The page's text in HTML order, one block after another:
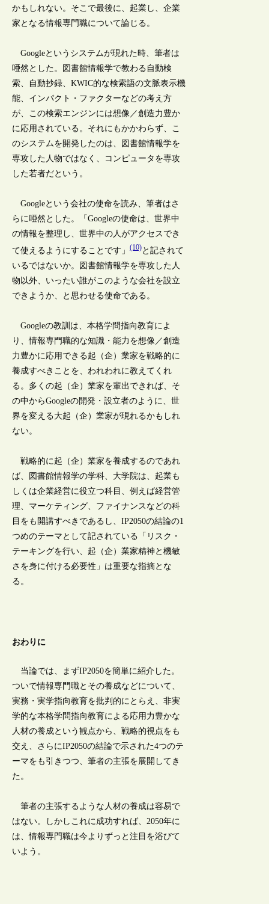
かもしれない。そこで最後に、起業し、企業
家となる情報専門職について論じる。
Googleというシステムが現れた時、筆者は
唖然とした。図書館情報学で教わる自動検
索、自動抄録、KWIC的な検索語の文脈表示機
能、インパクト・ファクターなどの考え方
が、この検索エンジンには想像／創造力豊か
に応用されている。それにもかかわらず、こ
のシステムを開発したのは、図書館情報学を
専攻した人物ではなく、コンピュータを専攻
した若者だという。
Googleという会社の使命を読み、筆者はさ
らに唖然とした。「Googleの使命は、世界中
の情報を整理し、世界中の人がアクセスでき
て使えるようにすることです」(10)と記されて
いるではないか。図書館情報学を専攻した人
物以外、いったい誰がこのような会社を設立
できようか、と思わせる使命である。
Googleの教訓は、本格学問指向教育によ
り、情報専門職的な知識・能力を想像／創造
力豊かに応用できる起（企）業家を戦略的に
養成すべきことを、われわれに教えてくれ
る。多くの起（企）業家を輩出できれば、そ
の中からGoogleの開発・設立者のように、世
界を変える大起（企）業家が現れるかもしれ
ない。
戦略的に起（企）業家を養成するのであれ
ば、図書館情報学の学科、大学院は、起業も
しくは企業経営に役立つ科目、例えば経営管
理、マーケティング、ファイナンスなどの科
目をも開講すべきであるし、IP2050の結論の1
つめのテーマとして記されている「リスク・
テーキングを行い、起（企）業家精神と機敏
さを身に付ける必要性」は重要な指摘とな
る。
おわりに
当論では、まずIP2050を簡単に紹介した。
ついで情報専門職とその養成などについて、
実務・実学指向教育を批判的にとらえ、非実
学的な本格学問指向教育による応用力豊かな
人材の養成という観点から、戦略的視点をも
交え、さらにIP2050の結論で示された4つのテ
ーマをも引きつつ、筆者の主張を展開してき
た。
筆者の主張するような人材の養成は容易で
はない。しかしこれに成功すれば、2050年に
は、情報専門職は今よりずっと注目を浴びて
いよう。